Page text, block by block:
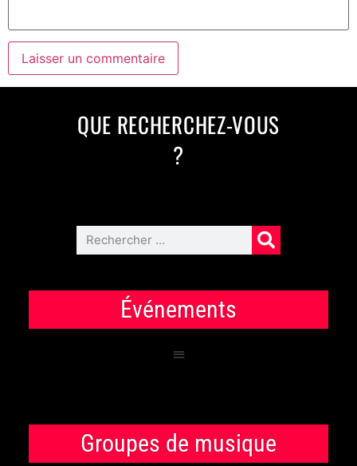
QUE RECHERCHEZ-VOUS
?
Événements
Groupes de musique